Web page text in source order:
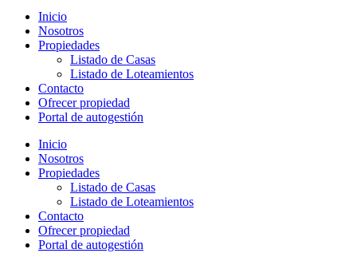
Inicio
Nosotros
Propiedades
Listado de Casas
Listado de Loteamientos
Contacto
Ofrecer propiedad
Portal de autogestión
Inicio
Nosotros
Propiedades
Listado de Casas
Listado de Loteamientos
Contacto
Ofrecer propiedad
Portal de autogestión